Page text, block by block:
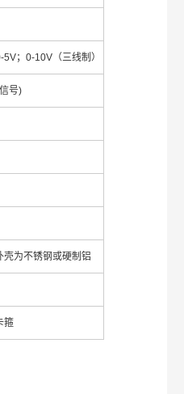
；0-10V（三线制）
号)
壳为不锈钢或硬制铝
箍